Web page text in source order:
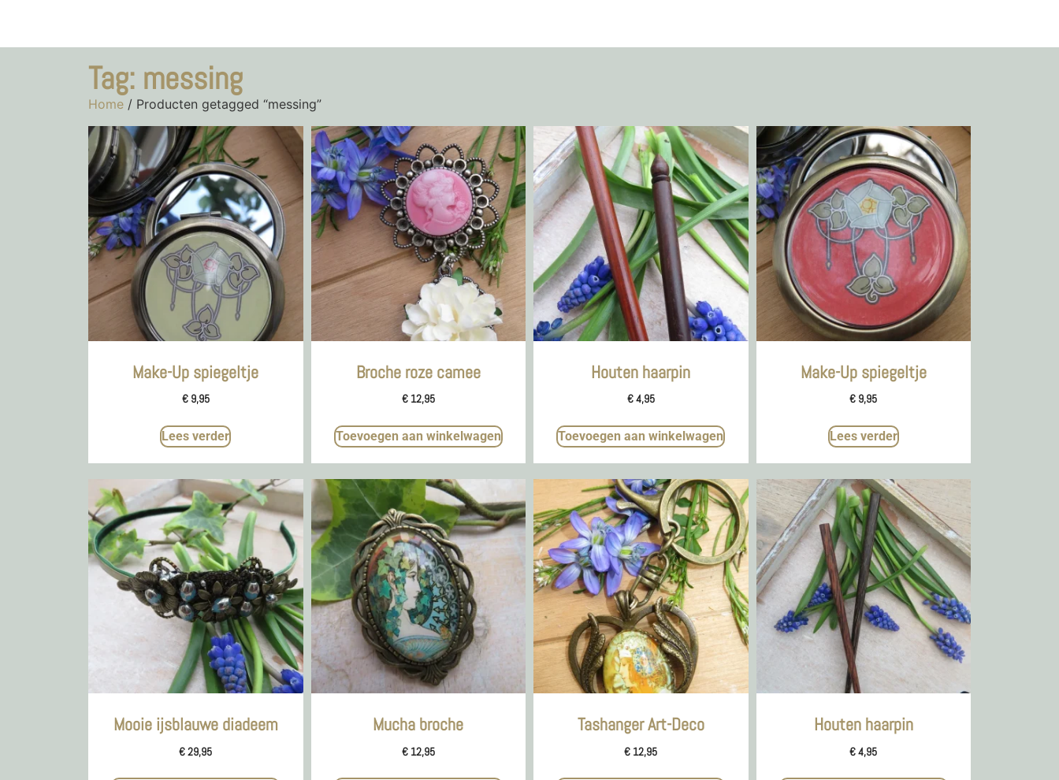
Tag: messing
Home / Producten getagged “messing”
Make-Up spiegeltje
€9,95
Lees verder
Broche roze camee
€12,95
Toevoegen aan winkelwagen
Houten haarpin
€4,95
Toevoegen aan winkelwagen
Make-Up spiegeltje
€ 9,95
Lees verder
Mooie ijsblauwe diadeem
€29,95
Mucha broche
€12,95
Tashanger Art-Deco
€ 12,95
Houten haarpin
€4,95